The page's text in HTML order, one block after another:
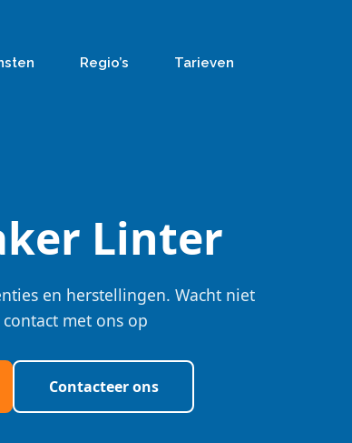
Regio’s Tarieven
Linter
en herstellingen. Wacht niet
met ons op
Contacteer ons